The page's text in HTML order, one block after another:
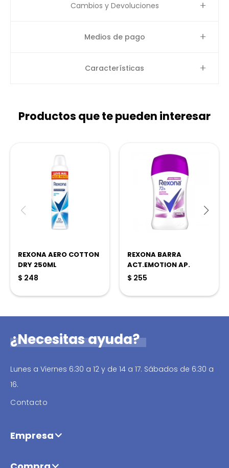
Cambios y Devoluciones
Medios de pago
Características
Productos que te pueden interesar
REXONA AERO COTTON
DRY 250ML
$ 248
REXONA BARRA
ACT.EMOTION AP.
$ 255
¿Necesitas ayuda?
Lunes a Viernes 6:30 a 12 y de 14 a 17. Sábados de 6:30 a
16.
Contacto
Empresa